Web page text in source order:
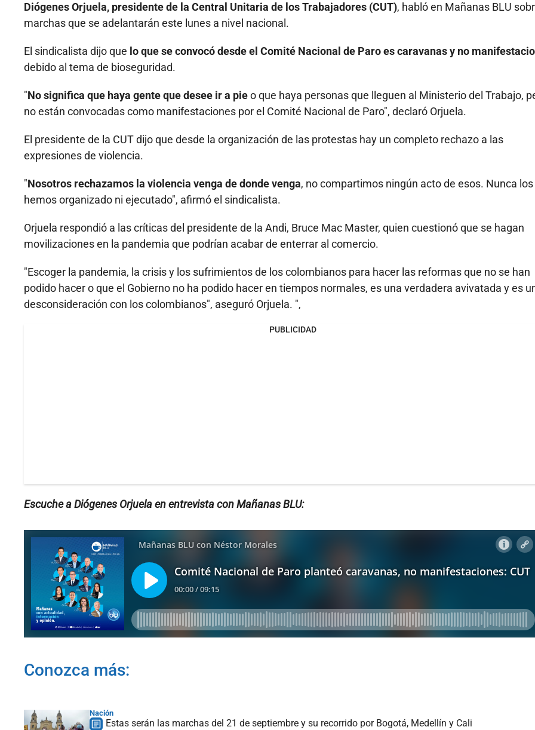
Diógenes Orjuela, presidente de la Central Unitaria de los Trabajadores (CUT), habló en Mañanas BLU
marchas que se adelantarán este lunes a nivel nacional.
El sindicalista dijo que lo que se convocó desde el Comité Nacional de Paro es caravanas y no
debido al tema de bioseguridad.
"No significa que haya gente que desee ir a pieo que haya personas que lleguen al Ministerio del Trabajo,
no están convocadas como manifestaciones por el Comité Nacional de Paro", declaró Orjuela.
El presidente de la CUT dijo que desde la organización de las protestas hay un completo rechazo a las
expresiones de violencia.
"Nosotros rechazamos la violencia venga de donde venga, no compartimos ningún acto de esos. Nunca los
hemos organizado ni ejecutado", afirmó el sindicalista.
Orjuela respondió a las críticas del presidente de la Andi, Bruce Mac Master, quien cuestionó que se hagan
movilizaciones en la pandemia que podrían acabar de enterrar al comercio.
"Escoger la pandemia, la crisis y los sufrimientos de los colombianos para hacer las reformas que no se han
podido hacer o que el Gobierno no ha podido hacer en tiempos normales, es una verdadera avivatada y es
desconsideración con los colombianos", aseguró Orjuela. ",
PUBLICIDAD
Escuche a Diógenes Orjuela en entrevista con Mañanas BLU:
Conozca más:
Nación
Estas serán las marchas del 21 de septiembre y su recorrido por Bogotá, Medellín y Cali